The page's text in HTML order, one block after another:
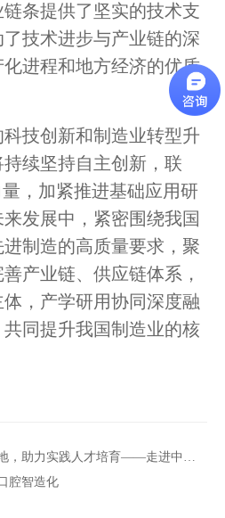
条提供了坚实的技术支
技术进步与产业链的深
进程和地方经济的优质
技创新和制造业转型升
续坚持自主创新，联
，加紧推进基础应用研
发展中，紧密围绕我国
制造的高质量要求，聚
产业链、供应链体系，
，产学研用协同深度融
同提升我国制造业的核
上一篇：打造微纳3D前沿阵地，助力实践人才培育——走进中山大学
腔智造化